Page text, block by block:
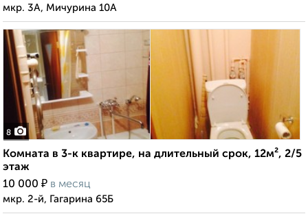
мкр. 3А, Мичурина 10А
8
Комната в 3-к квартире, на длительный срок, 12м², 2/5
этаж
10 000 ₽ в месяц
мкр. 2-й, Гагарина 65Б